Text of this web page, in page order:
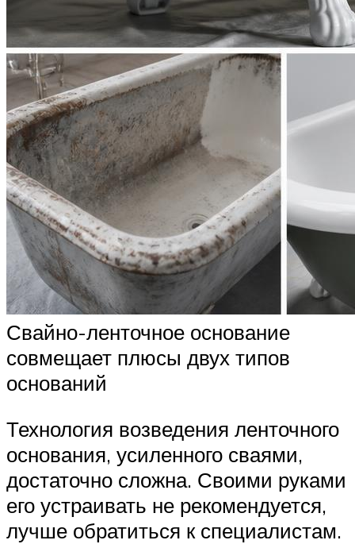
Свайно-ленточное основание
совмещает плюсы двух типов
оснований
Технология возведения ленточного
основания, усиленного сваями,
достаточно сложна. Своими руками
его устраивать не рекомендуется,
лучше обратиться к специалистам.